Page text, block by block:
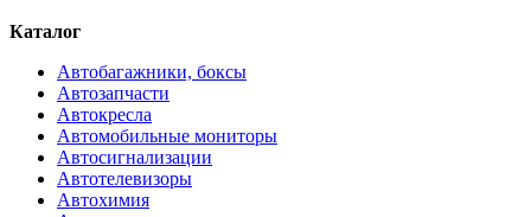
Каталог
Автобагажники, боксы
Автозапчасти
Автокресла
Автомобильные мониторы
Автосигнализации
Автотелевизоры
Автохимия